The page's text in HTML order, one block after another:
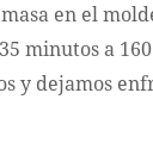
en el
minutos a 160
y dejamos